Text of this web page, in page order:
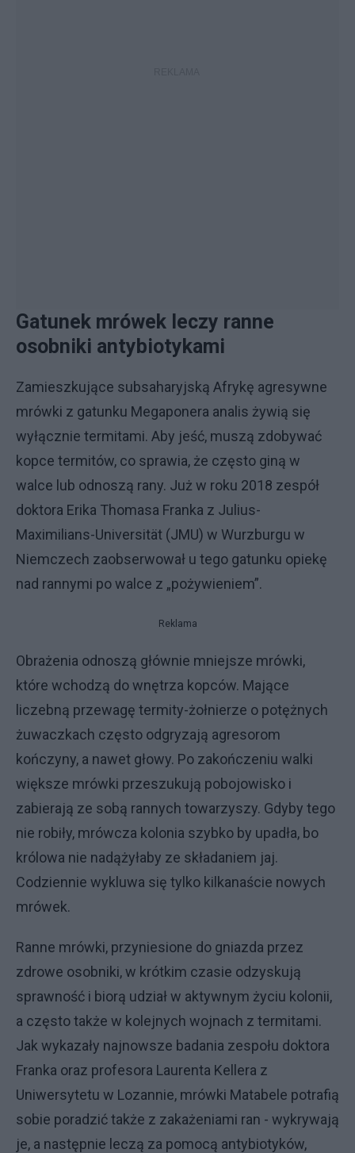
Gatunek mrówek leczy ranne
osobniki antybiotykami
Zamieszkujące subsaharyjską Afrykę agresywne
mrówki z gatunku Megaponera analis żywią się
wyłącznie termitami. Aby jeść, muszą zdobywać
kopce termitów, co sprawia, że często giną w
walce lub odnoszą rany. Już w roku 2018 zespół
doktora Erika Thomasa Franka z Julius-
Maximilians-Universität (JMU) w Wurzburgu w
Niemczech zaobserwował u tego gatunku opiekę
nad rannymi po walce z „pożywieniem”.
Reklama
Obrażenia odnoszą głównie mniejsze mrówki,
które wchodzą do wnętrza kopców. Mające
liczebną przewagę termity-żołnierze o potężnych
żuwaczkach często odgryzają agresorom
kończyny, a nawet głowy. Po zakończeniu walki
większe mrówki przeszukują pobojowisko i
zabierają ze sobą rannych towarzyszy. Gdyby tego
nie robiły, mrówcza kolonia szybko by upadła, bo
królowa nie nadążyłaby ze składaniem jaj.
Codziennie wykluwa się tylko kilkanaście nowych
mrówek.
Ranne mrówki, przyniesione do gniazda przez
zdrowe osobniki, w krótkim czasie odzyskują
sprawność i biorą udział w aktywnym życiu kolonii,
a często także w kolejnych wojnach z termitami.
Jak wykazały najnowsze badania zespołu doktora
Franka oraz profesora Laurenta Kellera z
Uniwersytetu w Lozannie, mrówki Matabele potrafią
sobie poradzić także z zakażeniami ran - wykrywają
je, a następnie leczą za pomocą antybiotyków,